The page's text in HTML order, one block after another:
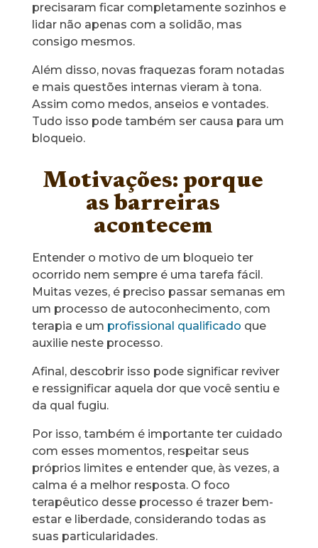
precisaram ficar completamente sozinhos e
lidar não apenas com a solidão, mas
consigo mesmos.
Além disso, novas fraquezas foram notadas
e mais questões internas vieram à tona.
Assim como medos, anseios e vontades.
Tudo isso pode também ser causa para um
bloqueio.
Motivações: porque
as barreiras
acontecem
Entender o motivo de um bloqueio ter
ocorrido nem sempre é uma tarefa fácil.
Muitas vezes, é preciso passar semanas em
um processo de autoconhecimento, com
terapia e um profissional qualificado que
auxilie neste processo.
Afinal, descobrir isso pode significar reviver
e ressignificar aquela dor que você sentiu e
da qual fugiu.
Por isso, também é importante ter cuidado
com esses momentos, respeitar seus
próprios limites e entender que, às vezes, a
calma é a melhor resposta. O foco
terapêutico desse processo é trazer bem-
estar e liberdade, considerando todas as
suas particularidades.